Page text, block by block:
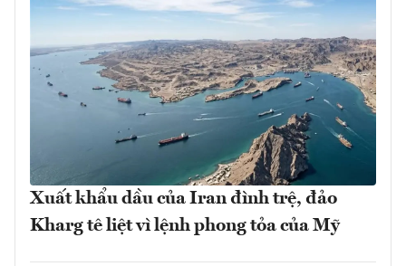
Xuất khẩu dầu của Iran đình trệ, đảo
Kharg tê liệt vì lệnh phong tỏa của Mỹ